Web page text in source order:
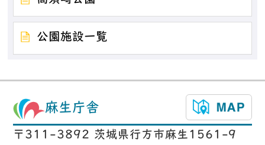
公園施設一覧
麻生庁舎
〒311-3892 茨城県行方市麻生1561-9